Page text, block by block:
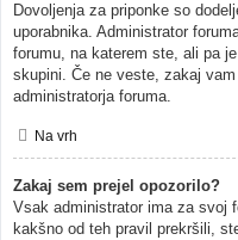
Dovoljenja za priponke so
uporabnika. Administrator
forumu, na katerem ste, ali pa
skupini. Če ne veste, zakaj
administratorja foruma.
Na vrh
Zakaj sem prejel opozorilo?
Vsak administrator ima za svoj
kakšno od teh pravil prekršili,